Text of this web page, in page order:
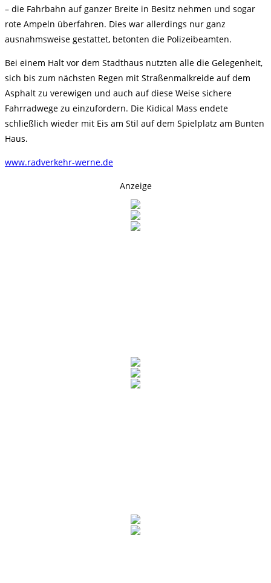
– die Fahrbahn auf ganzer Breite in Besitz nehmen und sogar
rote Ampeln überfahren. Dies war allerdings nur ganz
ausnahmsweise gestattet, betonten die Polizeibeamten.
Bei einem Halt vor dem Stadthaus nutzten alle die Gelegenheit,
sich bis zum nächsten Regen mit Straßenmalkreide auf dem
Asphalt zu verewigen und auch auf diese Weise sichere
Fahrradwege zu einzufordern. Die Kidical Mass endete
schließlich wieder mit Eis am Stil auf dem Spielplatz am Bunten
Haus.
www.radverkehr-werne.de
Anzeige